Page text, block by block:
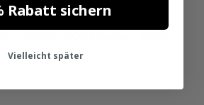
(800294-605) kompatibel
x 152mm, 300 Etiketten, 25mm
Rabatt sichern
Vielleicht später